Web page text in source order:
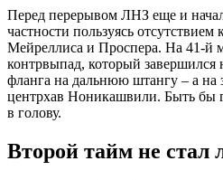
Перед перерывом ЛНЗ еще и
частности пользуясь
Мейреллиса и Проспера. На 41-й
контрвыпад, который завершился
фланга на дальнюю штангу – а на
центрхав Ноникашвили. Быть бы
в голову.
Второй тайм не стал